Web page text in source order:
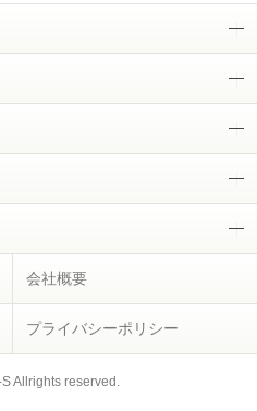
会社概要
プライバシーポリシー
Allrights reserved.